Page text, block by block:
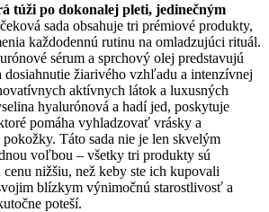
túži po dokonalej pleti, jedinečným
sada obsahuje tri prémiové produkty,
každodennú rutinu na omladzujúci rituál.
sérum a sprchový olej predstavujú
dosiahnutie žiarivého vzhľadu a intenzívnej
aktívnych látok a luxusných
hyalurónová a hadí jed, poskytuje
pomáha vyhladzovať vrásky a
Táto sada nie je len skvelým
voľbou – všetky tri produkty sú
nižšiu, než keby ste ich kupovali
blízkym výnimočnú starostlivosť a
poteší.